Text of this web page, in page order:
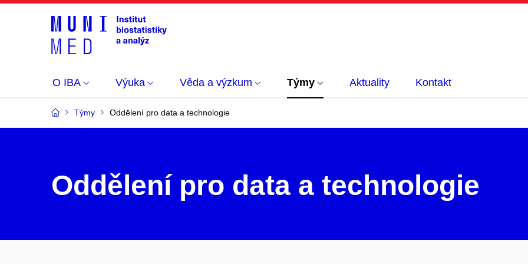
O IBA Výuka Věda a výzkum Týmy Aktuality Kontakt
Týmy Oddělení pro data a technologie
Oddělení pro data a technologie